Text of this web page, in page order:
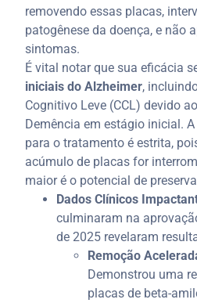
removendo essas placas,
patogênese da doença, e não
sintomas.
É vital notar que sua eficácia
iniciais do Alzheimer,
Cognitivo Leve (CCL) devido
Demência em estágio inicial.
para o tratamento é estrita,
acúmulo de placas for
maior é o potencial de
Dados Clínicos
culminaram na
de 2025 revelaram
Remoção
Demonstrou uma
placas de beta-